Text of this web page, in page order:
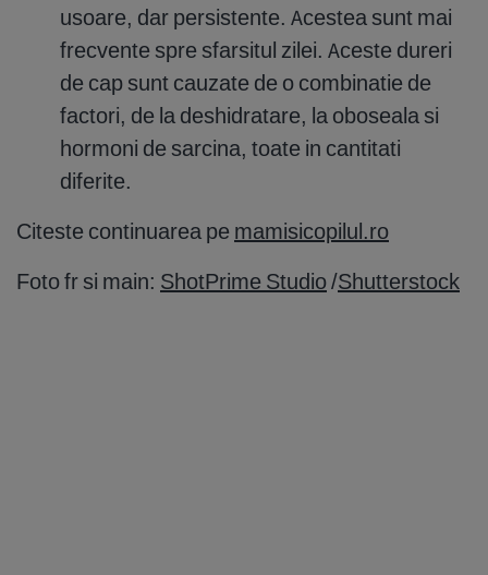
usoare, dar persistente. Acestea sunt mai
frecvente spre sfarsitul zilei. Aceste dureri
de cap sunt cauzate de o combinatie de
factori, de la deshidratare, la oboseala si
hormoni de sarcina, toate in cantitati
diferite.
Citeste continuarea pe mamisicopilul.ro
Foto fr si main: ShotPrime Studio/Shutterstock